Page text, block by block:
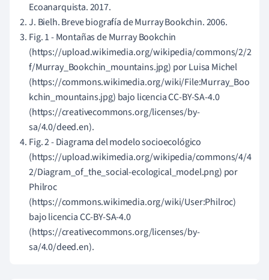
Ecoanarquista. 2017.
J. Bielh. Breve biografía de Murray Bookchin. 2006.
Fig. 1 - Montañas de Murray Bookchin
(https://upload.wikimedia.org/wikipedia/commons/2/2
f/Murray_Bookchin_mountains.jpg) por Luisa Michel
(https://commons.wikimedia.org/wiki/File:Murray_Boo
kchin_mountains.jpg) bajo licencia CC-BY-SA-4.0
(https://creativecommons.org/licenses/by-
sa/4.0/deed.en).
Fig. 2 - Diagrama del modelo socioecológico
(https://upload.wikimedia.org/wikipedia/commons/4/4
2/Diagram_of_the_social-ecological_model.png) por
Philroc
(https://commons.wikimedia.org/wiki/User:Philroc)
bajo licencia CC-BY-SA-4.0
(https://creativecommons.org/licenses/by-
sa/4.0/deed.en).